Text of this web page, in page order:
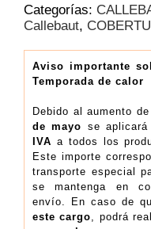
38
70.5%
Bolsa
2.5
kg
cantidad
Categorías:
Callebaut,
Aviso importante
Temporada de calor
Debido al aumento
de mayo se aplicará
IVA a todos los
Este importe
transporte especial
se mantenga en
envío. En caso de
este cargo, podrá